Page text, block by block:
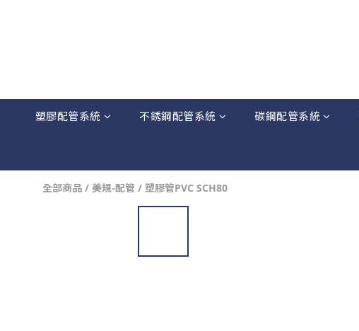
塑膠配管系統 不銹鋼配管系統 碳鋼配管系統
全部商品 / 美規-配管 / 塑膠管PVC SCH80